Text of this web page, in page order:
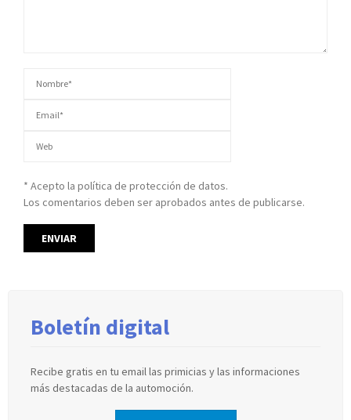
* Acepto la política de protección de datos.
Los comentarios deben ser aprobados antes de publicarse.
Boletín digital
Recibe gratis en tu email las primicias y las informaciones
más destacadas de la automoción.